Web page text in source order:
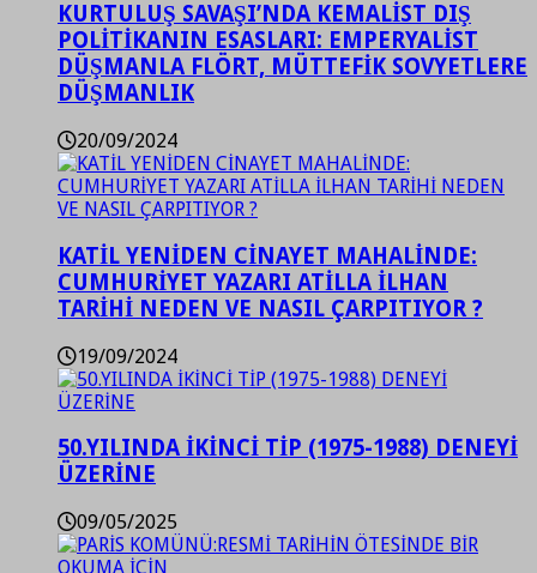
KURTULUŞ SAVAŞI’NDA KEMALİST DIŞ
POLİTİKANIN ESASLARI: EMPERYALİST
DÜŞMANLA FLÖRT, MÜTTEFİK SOVYETLERE
DÜŞMANLIK
20/09/2024
KATİL YENİDEN CİNAYET MAHALİNDE:
CUMHURİYET YAZARI ATİLLA İLHAN
TARİHİ NEDEN VE NASIL ÇARPITIYOR ?
19/09/2024
50.YILINDA İKİNCİ TİP (1975-1988) DENEYİ
ÜZERİNE
09/05/2025